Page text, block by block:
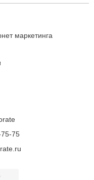
маркетинга
75